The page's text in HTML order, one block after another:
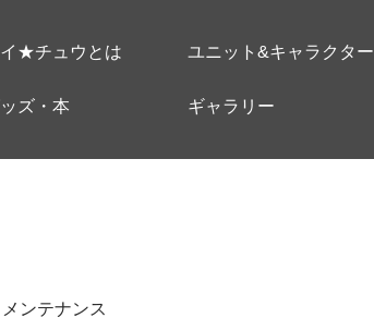
★チュウとは ユニット&キャラクター
ズ・本 ギャラリー
ンテナンス